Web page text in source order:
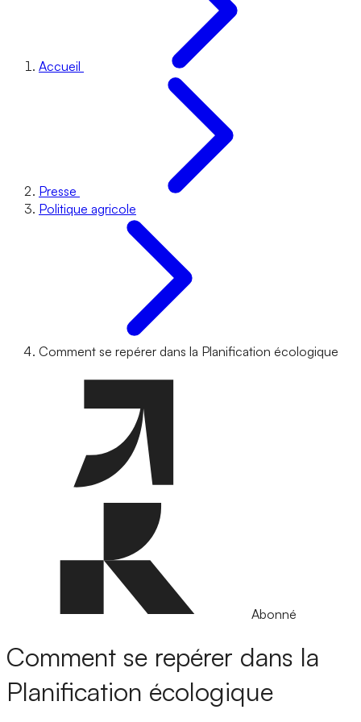
Accueil
Presse
Politique agricole
Comment se repérer dans la Planification écologique
Abonné
Comment se repérer dans la
Planification écologique